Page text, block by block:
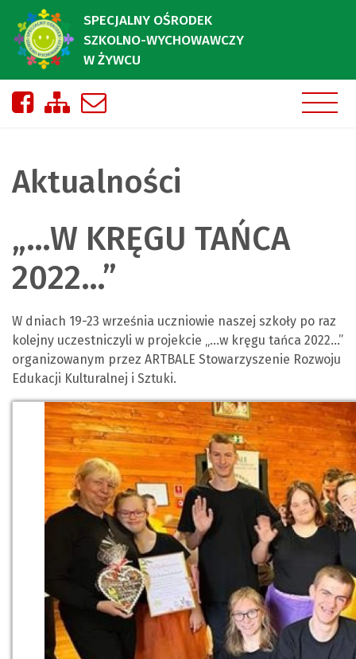
SPECJALNY OŚRODEK
SZKOLNO-WYCHOWAWCZY
W ŻYWCU
Nasza strona na Facebooku
Zobacz mapę strony
Aktualności
„…W KRĘGU TAŃCA
2022…”
W dniach 19-23 września uczniowie naszej szkoły po raz
kolejny uczestniczyli w projekcie „…w kręgu tańca 2022…”
organizowanym przez ARTBALE Stowarzyszenie Rozwoju
Edukacji Kulturalnej i Sztuki.